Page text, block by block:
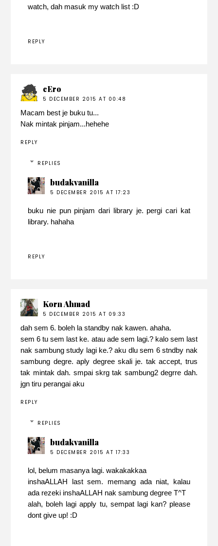
watch, dah masuk my watch list :D
REPLY
cEro
5 DECEMBER 2015 AT 00:48
Macam best je buku tu...
Nak mintak pinjam...hehehe
REPLY
REPLIES
budakvanilla
5 DECEMBER 2015 AT 17:23
buku nie pun pinjam dari library je. pergi cari kat
library. hahaha
REPLY
Korn Ahmad
5 DECEMBER 2015 AT 09:33
dah sem 6. boleh la standby nak kawen. ahaha.
sem 6 tu sem last ke. atau ade sem lagi.? kalo sem last
nak sambung study lagi ke.? aku dlu sem 6 stndby nak
sambung degre. aply degree skali je. tak accept, trus
tak mintak dah. smpai skrg tak sambung2 degrre dah.
jgn tiru perangai aku
REPLY
REPLIES
budakvanilla
5 DECEMBER 2015 AT 17:33
lol, belum masanya lagi. wakakakkaa
inshaALLAH last sem. memang ada niat, kalau
ada rezeki inshaALLAH nak sambung degree T^T
alah, boleh lagi apply tu, sempat lagi kan? please
dont give up! :D